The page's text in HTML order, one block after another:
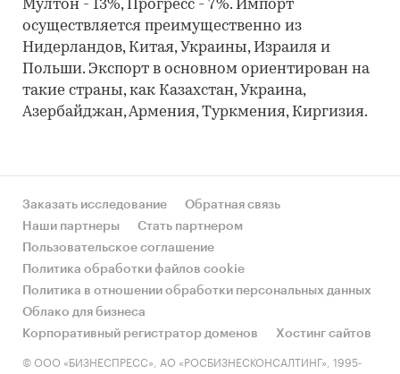
Мултон - 13%, Прогресс - 7%. Импорт
осуществляется преимущественно из
Нидерландов, Китая, Украины, Израиля и
Польши. Экспорт в основном ориентирован на
такие страны, как Казахстан, Украина,
Азербайджан, Армения, Туркмения, Киргизия.
Заказать исследование
Обратная связь
Наши партнеры
Стать партнером
Пользовательское соглашение
Политика обработки файлов cookie
Политика в отношении обработки персональных данных
Облако для бизнеса
Корпоративный регистратор доменов
Хостинг сайтов
© ООО «БИЗНЕСПРЕСС», АО «РОСБИЗНЕСКОНСАЛТИНГ», 1995-